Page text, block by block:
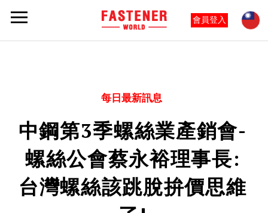
會員登入
每日最新訊息
中鋼第3季螺絲業產銷會-
螺絲公會蔡永裕理事長:
台灣螺絲該跳脫拚價思維